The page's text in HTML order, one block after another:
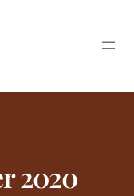
2020